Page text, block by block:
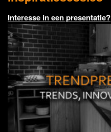
Interesse in een presentatie?